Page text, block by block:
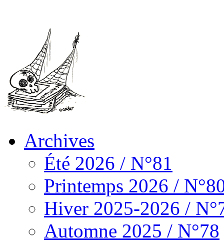
Archives
Été 2026 / N°81
Printemps 2026 /
Hiver 2025-2026 /
Automne 2025 / N°78